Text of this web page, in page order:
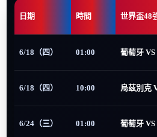
日期 時間 世界盃48
6/18（四） 01:00 葡萄牙
6/18（四） 10:00 烏茲別克
6/24（三） 01:00 葡萄牙